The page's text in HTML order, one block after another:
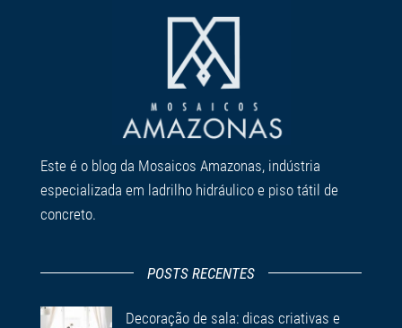
Este é o blog da Mosaicos Amazonas, indústria
especializada em ladrilho hidráulico e piso tátil de
concreto.
POSTS RECENTES
Decoração de sala: dicas criativas e